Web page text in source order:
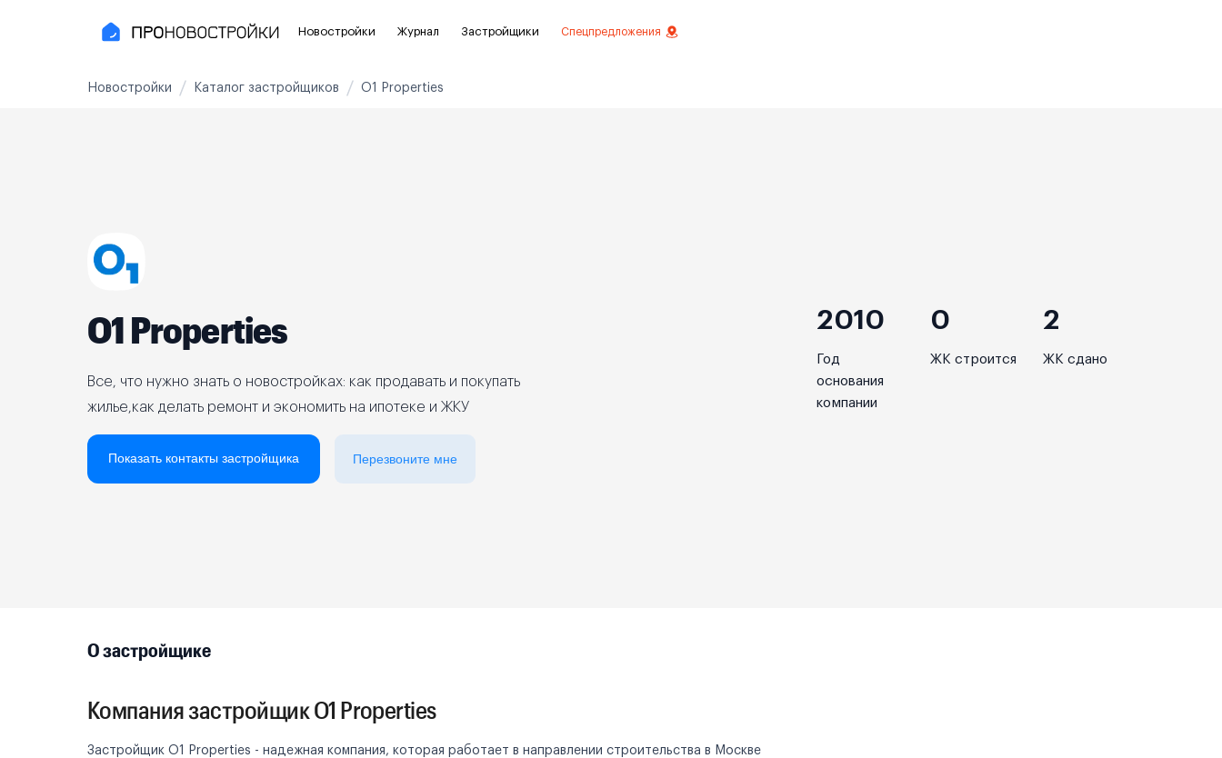
Новостройки
Рядом с МЦК
На карте
Реклама на сайте
Журнал Застройщики Спецпредложения
Новостройки Каталог застройщиков O1 Properties
O1 Properties
Все, что нужно знать о новостройках: как продавать и покупать
жилье,как делать ремонт и экономить на ипотеке и ЖКУ
Показать контакты застройщика Перезвоните мне
2010
Год
основания
компании
0
ЖК строится
2
ЖК сдано
О застройщике
Компания застройщик O1 Properties
Застройщик O1 Properties - надежная компания, которая работает в направлении строительства в Москве